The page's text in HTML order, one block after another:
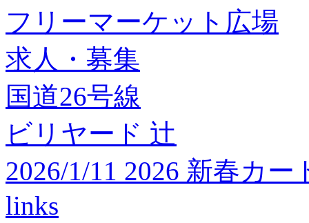
フリーマーケット広場
求人・募集
国道26号線
ビリヤード 辻
2026/1/11 2026 新春カ
links